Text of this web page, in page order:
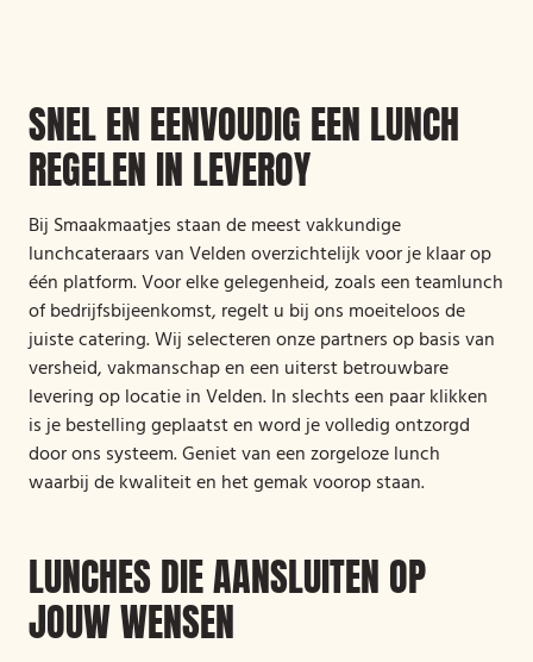
SNEL EN EENVOUDIG EEN LUNCH
REGELEN IN LEVEROY
Bij Smaakmaatjes staan de meest vakkundige
lunchcateraars van Velden overzichtelijk voor je klaar op
één platform. Voor elke gelegenheid, zoals een teamlunch
of bedrijfsbijeenkomst, regelt u bij ons moeiteloos de
juiste catering. Wij selecteren onze partners op basis van
versheid, vakmanschap en een uiterst betrouwbare
levering op locatie in Velden. In slechts een paar klikken
is je bestelling geplaatst en word je volledig ontzorgd
door ons systeem. Geniet van een zorgeloze lunch
waarbij de kwaliteit en het gemak voorop staan.
LUNCHES DIE AANSLUITEN OP
JOUW WENSEN